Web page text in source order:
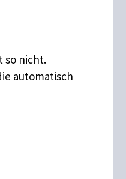
so nicht.
automatisch